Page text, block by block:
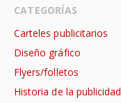
CATEGORÍAS
Carteles publicitarios
Diseño gráfico
Flyers/folletos
Historia de la publicidad